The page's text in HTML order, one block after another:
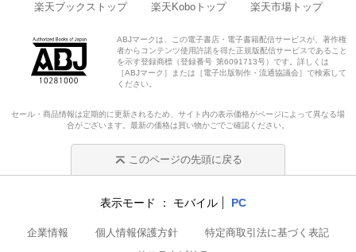
楽天ブックストップ 楽天Koboトップ 楽天市場トップ
ABJマークは、この電子書店・電子書籍配信サービスが、著作権
者からコンテンツ使用許諾を得た正規版配信サービスであること
を示す登録商標（登録番号 第6091713号）です。詳しくは
［ABJマーク］または［電子出版制作・流通協議会］で検索して
ください。
セール・商品情報は定期的に更新されるため、サイト内の表示価格がページによって異なる場
合がございます。最新の価格は買い物かごでご確認ください。
このページの先頭に戻る
表示モード モバイル PC
企業情報 個人情報保護方針
特定商取引法に基づく表記